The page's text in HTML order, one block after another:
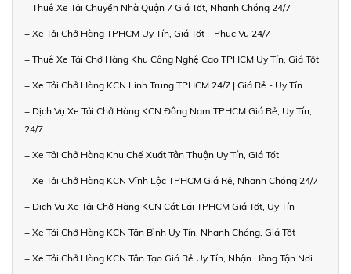
+ Thuê Xe Tải Chuyển Nhà Quận 7 Giá Tốt, Nhanh Chóng 24/7
+ Xe Tải Chở Hàng TPHCM Uy Tín, Giá Tốt – Phục Vụ 24/7
+ Thuê Xe Tải Chở Hàng Khu Công Nghệ Cao TPHCM Uy Tín, Giá Tốt
+ Xe Tải Chở Hàng KCN Linh Trung TPHCM 24/7 | Giá Rẻ - Uy Tín
+ Dịch Vụ Xe Tải Chở Hàng KCN Đông Nam TPHCM Giá Rẻ, Uy Tín,
24/7
+ Xe Tải Chở Hàng Khu Chế Xuất Tân Thuận Uy Tín, Giá Tốt
+ Xe Tải Chở Hàng KCN Vĩnh Lộc TPHCM Giá Rẻ, Nhanh Chóng 24/7
+ Dịch Vụ Xe Tải Chở Hàng KCN Cát Lái TPHCM Giá Tốt, Uy Tín
+ Xe Tải Chở Hàng KCN Tân Bình Uy Tín, Nhanh Chóng, Giá Tốt
+ Xe Tải Chở Hàng KCN Tân Tạo Giá Rẻ Uy Tín, Nhận Hàng Tận Nơi